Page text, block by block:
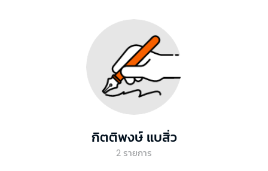
กิตติพงษ์ แบสิ่ว
2รายการ